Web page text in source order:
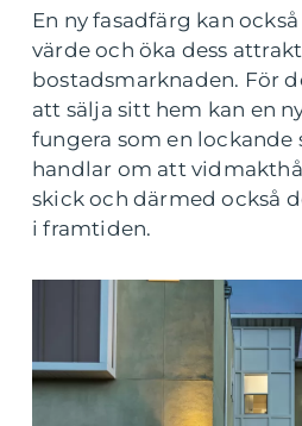
En ny fasadfärg kan
värde och öka dess
bostadsmarknaden. För
att sälja sitt hem kan en
fungera som en lockande
handlar om att
skick och därmed också
i framtiden.